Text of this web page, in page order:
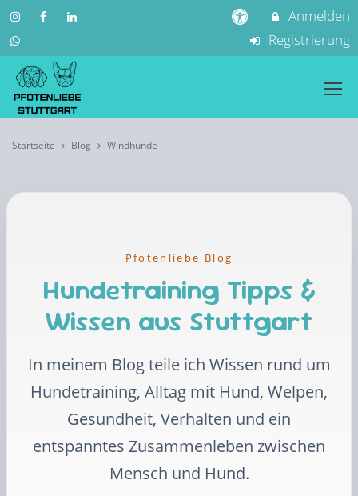
Anmelden
Registrierung
Startseite Blog Windhunde
Pfotenliebe Blog
Hundetraining Tipps &
Wissen aus Stuttgart
In meinem Blog teile ich Wissen rund um
Hundetraining, Alltag mit Hund, Welpen,
Gesundheit, Verhalten und ein
entspanntes Zusammenleben zwischen
Mensch und Hund.